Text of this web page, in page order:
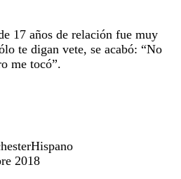
17 años de relación fue muy
te digan vete, se acabó: “No
me tocó”.
2018